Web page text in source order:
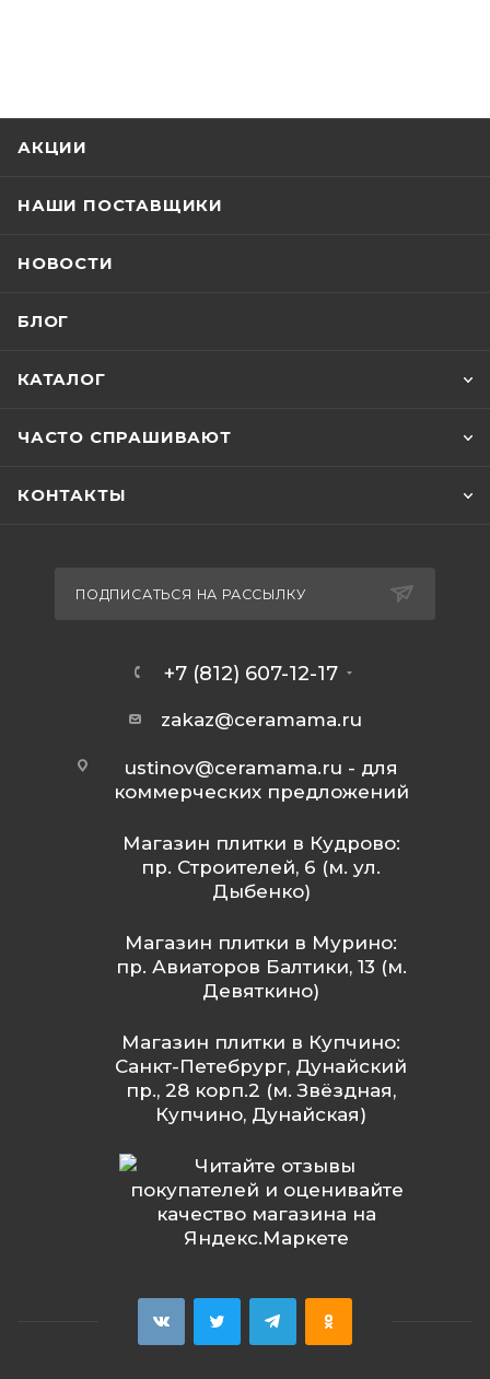
АКЦИИ
НАШИ ПОСТАВЩИКИ
НОВОСТИ
БЛОГ
КАТАЛОГ
ЧАСТО СПРАШИВАЮТ
КОНТАКТЫ
ПОДПИСАТЬСЯ НА РАССЫЛКУ
+7 (812) 607-12-17
zakaz@ceramama.ru
ustinov@ceramama.ru - для
коммерческих предложений
Магазин плитки в Кудрово:
пр. Строителей, 6 (м. ул.
Дыбенко)
Магазин плитки в Мурино:
пр. Авиаторов Балтики, 13 (м.
Девяткино)
Магазин плитки в Купчино:
Санкт-Петебрург, Дунайский
пр., 28 корп.2 (м. Звёздная,
Купчино, Дунайская)